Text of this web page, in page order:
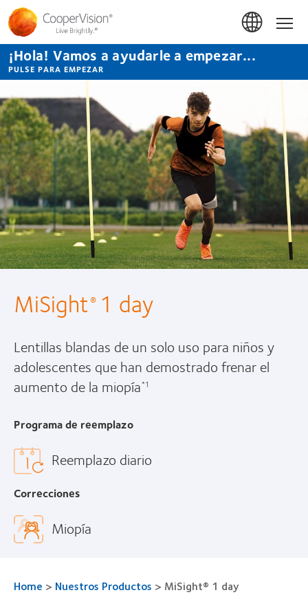
Pasar
contenido
principal
¡Hola! Vamos a ayudarle a empezar...
PULSE PARA EMPEZAR
MiSight®1 day
Lentillas blandas de un solo uso para niños y
adolescentes que han demostrado frenar el
aumento de la miopía*1
Programa de reemplazo
Reemplazo diario
Correcciones
Miopía
Home > Nuestros Productos > MiSight® 1 day